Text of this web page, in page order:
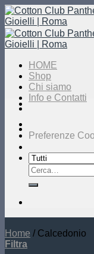
Salta
ai
contenuti
HOME
Shop
Chi siamo
Info e Contatti
Preferenze
Cerca:
Home / Calcedonio
Filtra